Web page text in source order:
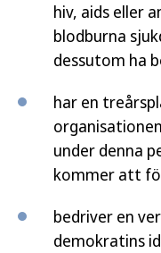
hiv, aids eller
blodburna
dessutom ha
har en
under denna
kommer att
bedriver en
demokratins